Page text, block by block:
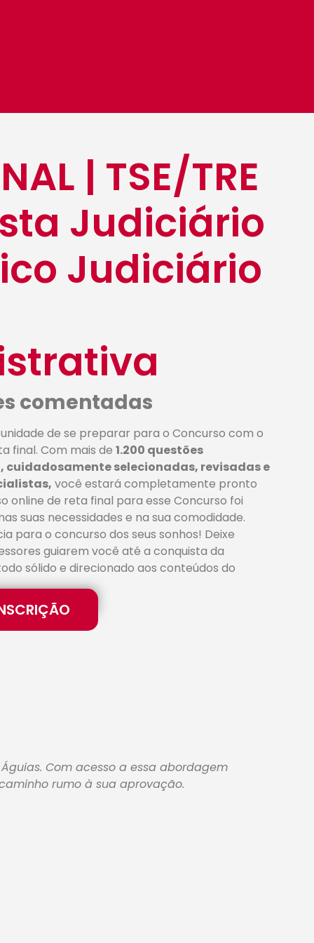
| TSE/TRE
Judiciário
Judiciário
comentadas
de se preparar para o Concurso com o
final. Com mais de 1.200 questões
cuidadosamente selecionadas, revisadas e
você estará completamente pronto
online de reta final para esse Concurso foi
suas necessidades e na sua comodidade.
para o concurso dos seus sonhos! Deixe
guiarem você até a conquista da
sólido e direcionado aos conteúdos do
Com acesso a essa abordagem
rumo à sua aprovação.